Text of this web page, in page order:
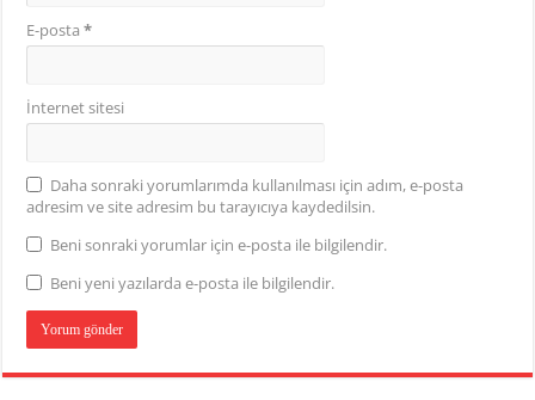
E-posta*
İnternet sitesi
Daha sonraki yorumlarımda kullanılması için adım, e-posta
adresim ve site adresim bu tarayıcıya kaydedilsin.
Beni sonraki yorumlar için e-posta ile bilgilendir.
Beni yeni yazılarda e-posta ile bilgilendir.